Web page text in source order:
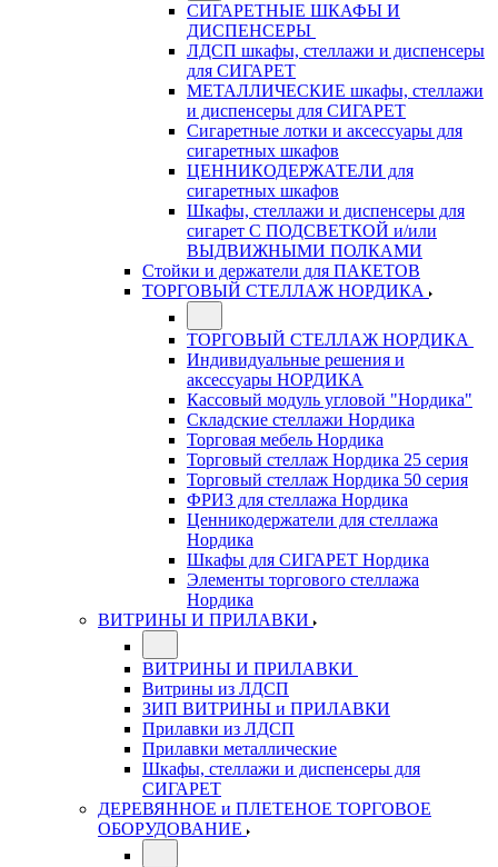
СИГАРЕТНЫЕ ШКАФЫ И
ДИСПЕНСЕРЫ
ЛДСП шкафы, стеллажи и диспенсеры
для СИГАРЕТ
МЕТАЛЛИЧЕСКИЕ шкафы, стеллажи
и диспенсеры для СИГАРЕТ
Сигаретные лотки и аксессуары для
сигаретных шкафов
ЦЕННИКОДЕРЖАТЕЛИ для
сигаретных шкафов
Шкафы, стеллажи и диспенсеры для
сигарет С ПОДСВЕТКОЙ и/или
ВЫДВИЖНЫМИ ПОЛКАМИ
Стойки и держатели для ПАКЕТОВ
ТОРГОВЫЙ СТЕЛЛАЖ НОРДИКА
ТОРГОВЫЙ СТЕЛЛАЖ НОРДИКА
Индивидуальные решения и
аксессуары НОРДИКА
Кассовый модуль угловой "Нордика"
Складские стеллажи Нордика
Торговая мебель Нордика
Торговый стеллаж Нордика 25 серия
Торговый стеллаж Нордика 50 серия
ФРИЗ для стеллажа Нордика
Ценникодержатели для стеллажа
Нордика
Шкафы для СИГАРЕТ Нордика
Элементы торгового стеллажа
Нордика
ВИТРИНЫ И ПРИЛАВКИ
ВИТРИНЫ И ПРИЛАВКИ
Витрины из ЛДСП
ЗИП ВИТРИНЫ и ПРИЛАВКИ
Прилавки из ЛДСП
Прилавки металлические
Шкафы, стеллажи и диспенсеры для
СИГАРЕТ
ДЕРЕВЯННОЕ и ПЛЕТЕНОЕ ТОРГОВОЕ
ОБОРУДОВАНИЕ